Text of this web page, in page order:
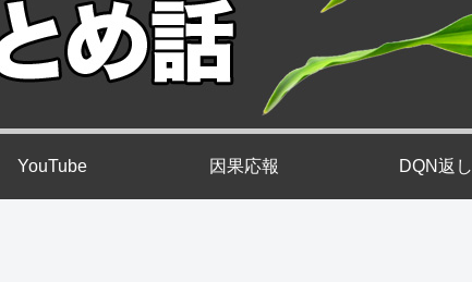
YouTube 因果応報 DQN返し